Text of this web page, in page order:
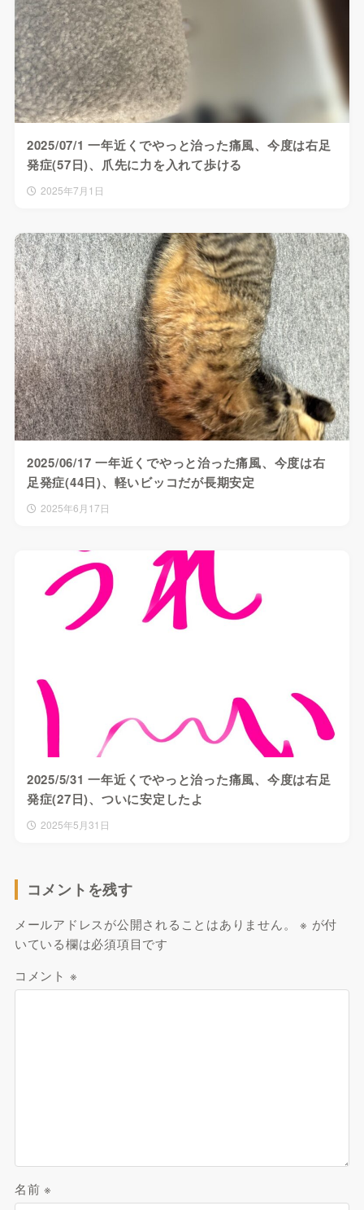
2025/07/1 一年近くでやっと治った痛風、今度は右足
発症(57日)、爪先に力を入れて歩ける
2025年7月1日
2025/06/17 一年近くでやっと治った痛風、今度は右
足発症(44日)、軽いビッコだが長期安定
2025年6月17日
2025/5/31 一年近くでやっと治った痛風、今度は右足
発症(27日)、ついに安定したよ
2025年5月31日
コメントを残す
メールアドレスが公開されることはありません。 ※ が付
いている欄は必須項目です
コメント ※
名前※